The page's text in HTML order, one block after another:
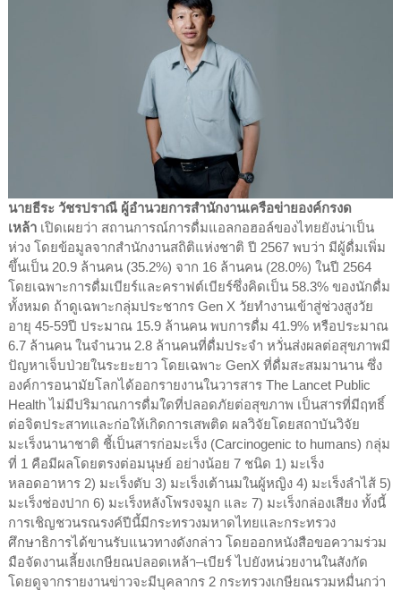
นายธีระ วัชรปราณี ผู้อำนวยการสำนักงานเครือข่ายองค์กรงด
เหล้าเปิดเผยว่า สถานการณ์การดื่มแอลกอฮอล์ของไทยยังน่าเป็น
ห่วง โดยข้อมูลจากสำนักงานสถิติแห่งชาติ ปี 2567 พบว่า มีผู้ดื่มเพิ่ม
ขึ้นเป็น 20.9 ล้านคน (35.2%) จาก 16 ล้านคน (28.0%) ในปี 2564
โดยเฉพาะการดื่มเบียร์และคราฟต์เบียร์ซึ่งคิดเป็น 58.3% ของนักดื่ม
ทั้งหมด ถ้าดูเฉพาะกลุ่มประชากร Gen X วัยทำงานเข้าสู่ช่วงสูงวัย
อายุ 45-59ปี ประมาณ 15.9 ล้านคน พบการดื่ม 41.9% หรือประมาณ
6.7 ล้านคน ในจำนวน 2.8 ล้านคนที่ดื่มประจำ หวั่นส่งผลต่อสุขภาพมี
ปัญหาเจ็บป่วยในระยะยาว โดยเฉพาะ GenX ที่ดื่มสะสมมานาน ซึ่ง
องค์การอนามัยโลกได้ออกรายงานในวารสาร The Lancet Public
Health ไม่มีปริมาณการดื่มใดที่ปลอดภัยต่อสุขภาพ เป็นสารที่มีฤทธิ์
ต่อจิตประสาทและก่อให้เกิดการเสพติด ผลวิจัยโดยสถาบันวิจัย
มะเร็งนานาชาติ ชี้เป็นสารก่อมะเร็ง (Carcinogenic to humans) กลุ่ม
ที่ 1 คือมีผลโดยตรงต่อมนุษย์ อย่างน้อย 7 ชนิด 1) มะเร็ง
หลอดอาหาร 2) มะเร็งตับ 3) มะเร็งเต้านมในผู้หญิง 4) มะเร็งลำไส้ 5)
มะเร็งช่องปาก 6) มะเร็งหลังโพรงจมูก และ 7) มะเร็งกล่องเสียง ทั้งนี้
การเชิญชวนรณรงค์ปีนี้มีกระทรวงมหาดไทยและกระทรวง
ศึกษาธิการได้ขานรับแนวทางดังกล่าว โดยออกหนังสือขอความร่วม
มือจัดงานเลี้ยงเกษียณปลอดเหล้า–เบียร์ ไปยังหน่วยงานในสังกัด
โดยดูจากรายงานข่าวจะมีบุคลากร 2 กระทรวงเกษียณรวมหมื่นกว่า